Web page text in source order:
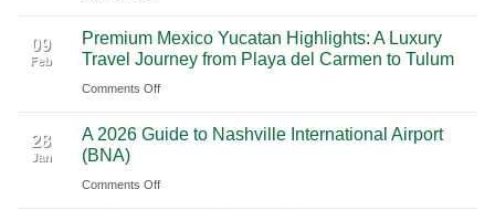
A
Scenic
Road
Through
National
Mexico
City
to
The
Cultural
09
Feb
Premium Mexico Yucatan Highlights: A Luxury
Travel Journey from Playa del Carmen to Tulum
Comments Offon
Mexico
Highlights:
28
Jan
A 2026 Guide to Nashville International Airport
(BNA)
Comments Offon